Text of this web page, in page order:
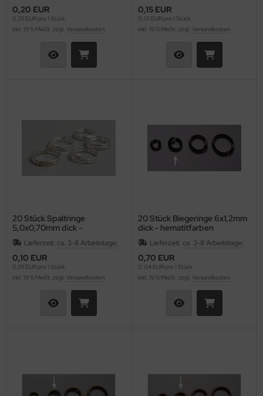
0,20 EUR
0,01 EUR pro 1 Stück
inkl. 19 % MwSt. zzgl. Versandkosten
0,15 EUR
0,01 EUR pro 1 Stück
inkl. 19 % MwSt. zzgl. Versandkosten
20 Stück Spaltringe
5,0x0,70mm dick -
silberfarben
Lieferzeit: ca. 3-8 Arbeitstage;
0,10 EUR
0,01 EUR pro 1 Stück
inkl. 19 % MwSt. zzgl. Versandkosten
20 Stück Biegeringe 6x1,2mm
dick - hematitfarben
Lieferzeit: ca. 3-8 Arbeitstage;
0,70 EUR
0,04 EUR pro 1 Stück
inkl. 19 % MwSt. zzgl. Versandkosten